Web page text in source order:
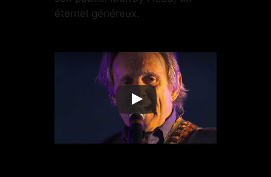
éternel généreux.